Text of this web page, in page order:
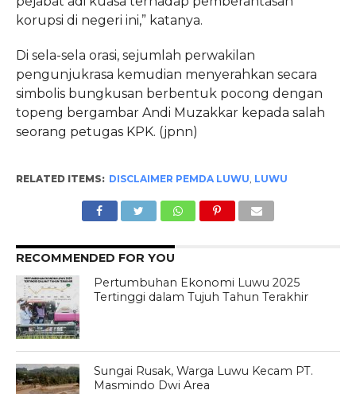
korupsi di negeri ini,” katanya.
Di sela-sela orasi, sejumlah perwakilan
pengunjukrasa kemudian menyerahkan secara
simbolis bungkusan berbentuk pocong dengan
topeng bergambar Andi Muzakkar kepada salah
seorang petugas KPK. (jpnn)
RELATED ITEMS: DISCLAIMER PEMDA LUWU, LUWU
RECOMMENDED FOR YOU
Pertumbuhan Ekonomi Luwu 2025
Tertinggi dalam Tujuh Tahun Terakhir
Sungai Rusak, Warga Luwu Kecam PT.
Masmindo Dwi Area